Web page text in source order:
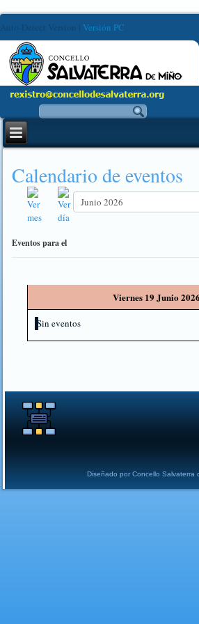
Auto-Detect Version Versión PC
Calendario de eventos
Eventos para el
Viernes 19 Junio 2026
Sin eventos
Diseñado por Concello Salvaterra